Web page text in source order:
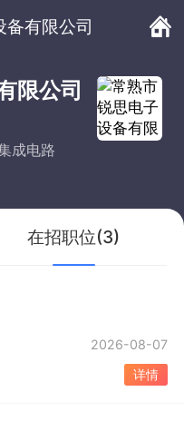
备有限公司
限公司
成电路
在招职位(3)
2026-08-07
详情